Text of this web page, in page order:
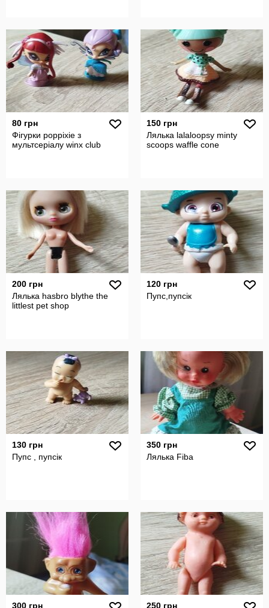
80 грн
Фігурки poppixie з
мультсеріалу winx club
150 грн
Лялька lalaloopsy minty
scoops waffle cone
200 грн
Лялька hasbro blythe the
littlest pet shop
120 грн
Пупс,пупсік
130 грн
Пупс , пупсік
350 грн
Лялька Fiba
300 грн
250 грн